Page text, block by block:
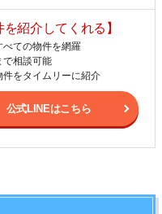
を紹介してくれる】
べての物件を網羅
で相談可能
件をタイムリーに紹介
公式LINEはこちら